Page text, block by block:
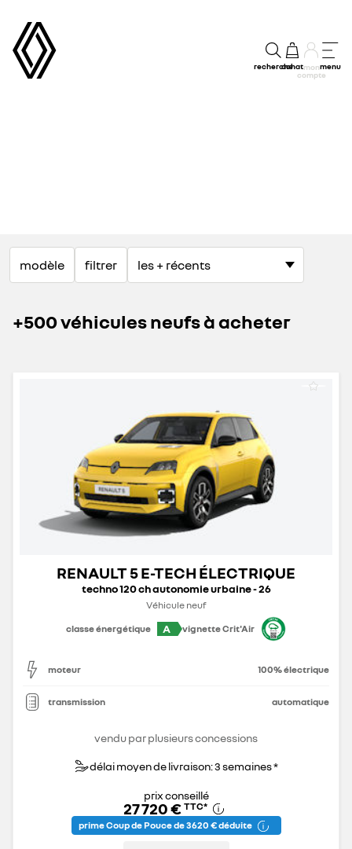
rechercheachatmon
compte
menu
modèle filtrer
+500 véhicules neufs à acheter
RENAULT 5 E-TECH ÉLECTRIQUE
techno 120 ch autonomie urbaine - 26
Véhicule neuf
classe énergétique
A vignette Crit'Air
moteur 100% électrique
transmission automatique
vendu par plusieurs concessions
délai moyen de livraison: 3 semaines *
prix conseillé
27 720 € TTC*
prime Coup de Pouce de 3 620 € déduite